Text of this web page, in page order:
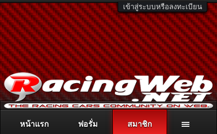
เข้าสู่ระบบหรือลงทะเบียน
ติดต่อลงโฆษณา racingweb@gmail.comหรือโทร. 081-811-1138
หน้าแรก ฟอรั่ม สมาชิก